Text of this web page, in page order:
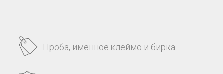
Проба, именное клеймо и бирка